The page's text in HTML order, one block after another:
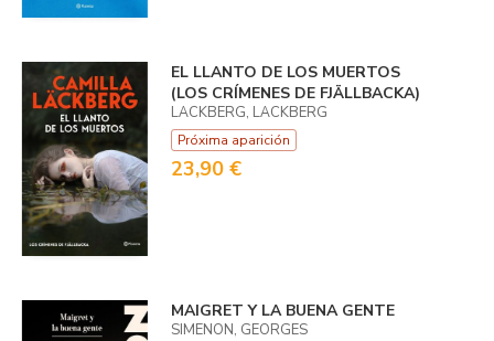
EL LLANTO DE LOS MUERTOS
(LOS CRÍMENES DE FJÄLLBACKA)
LÄCKBERG, LÄCKBERG
Próxima aparición
23,90 €
MAIGRET Y LA BUENA GENTE
SIMENON, GEORGES